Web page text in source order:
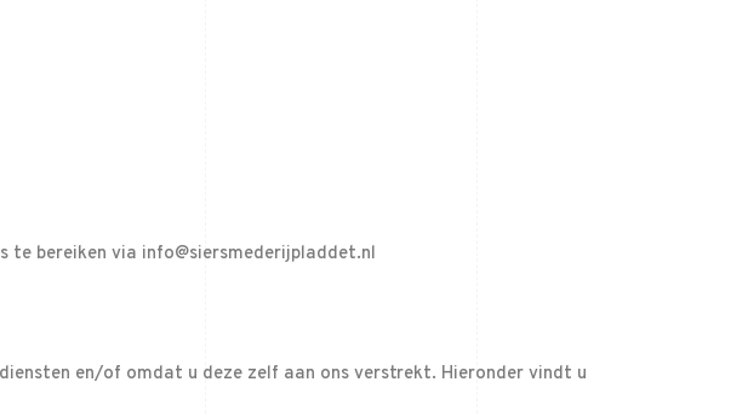
te bereiken via info@siersmederijpladdet.nl
en/of omdat u deze zelf aan ons verstrekt. Hieronder vindt u